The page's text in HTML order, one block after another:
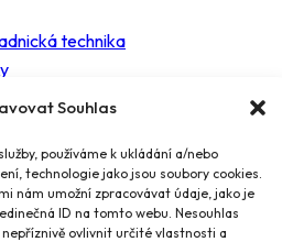
Souhlas
používáme k ukládání a/nebo
technologie jako jsou soubory cookies.
nám umožní zpracovávat údaje, jako je
ID na tomto webu. Nesouhlas
ovlivnit určité vlastnosti a
technika